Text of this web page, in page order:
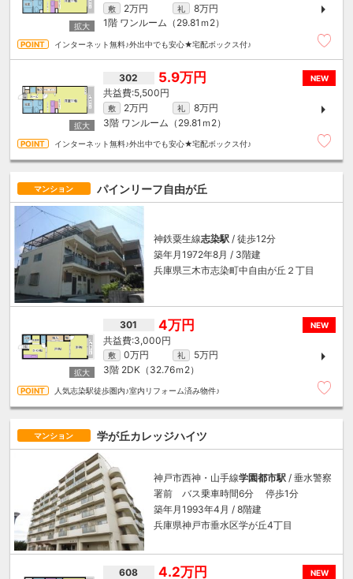
敷 2万円 礼
8万円
1階 ワンルーム（29.81ｍ 2）
インターネット無料♪外出中でも安心★宅配ボックス付♪
NEW
302 5.9万円
5,500円
敷 2万円 礼
8万円
3階 ワンルーム（29.81ｍ 2）
インターネット無料♪外出中でも安心★宅配ボックス付♪
マンション パインリーフ自由が丘
神鉄粟生線志染駅 / 徒歩12分
築年月1972年8月 / 3階建
兵庫県三木市志染町中自由が丘２丁目
NEW
301 4万円
3,000円
敷 0万円 礼
5万円
3階 2DK（32.76ｍ 2）
人気志染駅徒歩圏内♪室内リフォーム済み物件♪
マンション 学が丘カレッジハイツ
神戸市西神・山手線学園都市駅 / 垂水警察
署前 バス乗車時間6分 停歩1分
築年月1993年4月 / 8階建
兵庫県神戸市垂水区学が丘4丁目
NEW
608 4.2万円